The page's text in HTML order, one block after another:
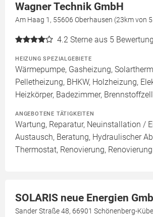
Wagner Technik GmbH
Am Haag 1, 55606 Oberhausen (23km von
4.2 Sterne aus 5
HEIZUNG SPEZIALGEBIETE
Wärmepumpe, Gasheizung,
Pelletheizung, BHKW, Holzheizung,
Heizkörper, Badezimmer,
ANGEBOTENE TÄTIGKEITEN
Wartung, Reparatur, Neuinstallation /
Austausch, Beratung, Hydraulischer
Thermostat, Renovierung,
SOLARIS neue Energien
Sander Straße 48, 66901 Schönenberg-